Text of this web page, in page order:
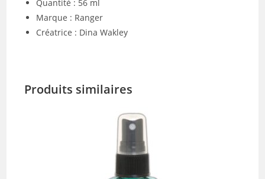
Quantité : 56 ml
Marque : Ranger
Créatrice : Dina Wakley
Produits similaires